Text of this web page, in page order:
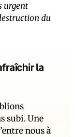
urgent
du
la
subi. Une
nous à